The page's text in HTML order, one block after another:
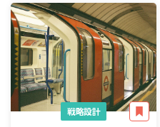
戦略設計